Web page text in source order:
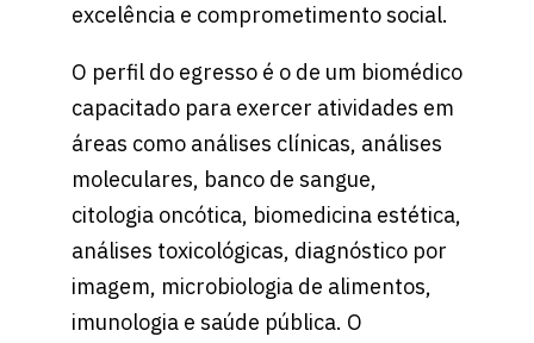
excelência e comprometimento social.
O perfil do egresso é o de um biomédico
capacitado para exercer atividades em
áreas como análises clínicas, análises
moleculares, banco de sangue,
citologia oncótica, biomedicina estética,
análises toxicológicas, diagnóstico por
imagem, microbiologia de alimentos,
imunologia e saúde pública. O